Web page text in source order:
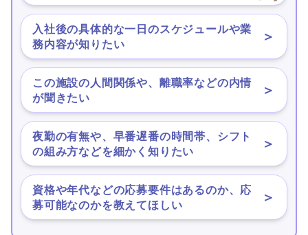
入社後の具体的な一日のスケジュールや業
務内容が知りたい
＞
この施設の人間関係や、離職率などの内情
が聞きたい
＞
夜勤の有無や、早番遅番の時間帯、シフト
の組み方などを細かく知りたい
＞
資格や年代などの応募要件はあるのか、応
募可能なのかを教えてほしい
＞